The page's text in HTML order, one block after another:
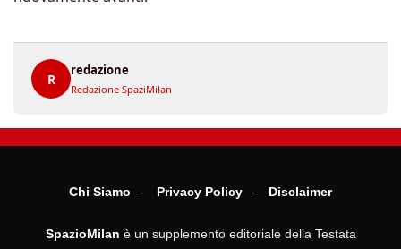
R
redazione
Redazione SpaziMilan
Chi Siamo Privacy Policy Disclaimer
SpazioMilan è un supplemento editoriale della Testata